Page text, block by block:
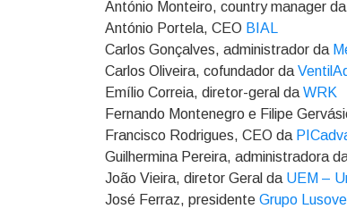
António Monteiro, country manager da
António Portela, CEO BIAL
Carlos Gonçalves, administrador da
Carlos Oliveira, cofundador da
Emílio Correia, diretor-geral da WRK
Fernando Montenegro e Filipe
Francisco Rodrigues, CEO da
Guilhermina Pereira, administradora
João Vieira, diretor Geral da UEM –
José Ferraz, presidente Grupo